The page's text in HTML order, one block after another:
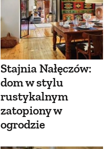
Stajnia Nałęczów:
dom w stylu
rustykalnym
zatopiony w
ogrodzie